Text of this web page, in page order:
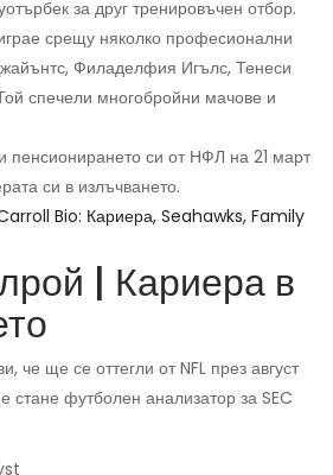
за друг тренировъчен отбор.
срещу няколко професионални
Филаделфия Игълс, Тенеси
спечели многобройни мачове и
пенсионирането си от НФЛ на 21 март
си в излъчването.
Bio: Кариера, Seahawks, Family
| Кариера в
че ще се оттегли от NFL през август
стане футболен анализатор за SEC